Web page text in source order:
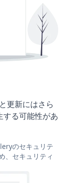
更新にはさら
る可能性があ
のセキュリテ
、セキュリティ